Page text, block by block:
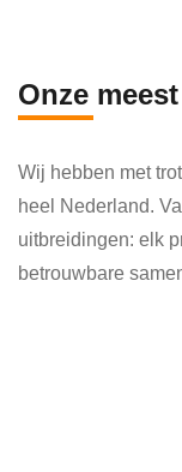
Onze
Wij hebben met
heel Nederland.
uitbreidingen: elk
betrouwbare